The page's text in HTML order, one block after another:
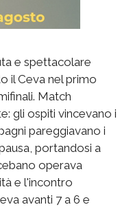
e spettacolare
il Ceva nel primo
Match
gli ospiti vincevano i
pareggiavano i
portandosi a
operava
e l'incontro
avanti 7 a 6 e